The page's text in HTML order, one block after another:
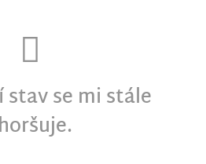
se mi stále